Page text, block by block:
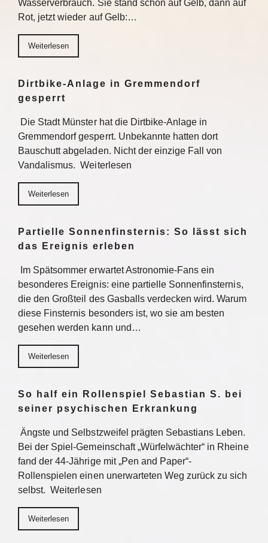
Wasserverbrauch. Sie stand schon auf Gelb, dann auf
Rot, jetzt wieder auf Gelb:…
Weiterlesen
Dirtbike-Anlage in Gremmendorf
gesperrt
Die Stadt Münster hat die Dirtbike-Anlage in
Gremmendorf gesperrt. Unbekannte hatten dort
Bauschutt abgeladen. Nicht der einzige Fall von
Vandalismus. Weiterlesen
Weiterlesen
Partielle Sonnenfinsternis: So lässt sich
das Ereignis erleben
Im Spätsommer erwartet Astronomie-Fans ein
besonderes Ereignis: eine partielle Sonnenfinsternis,
die den Großteil des Gasballs verdecken wird. Warum
diese Finsternis besonders ist, wo sie am besten
gesehen werden kann und…
Weiterlesen
So half ein Rollenspiel Sebastian S. bei
seiner psychischen Erkrankung
Ängste und Selbstzweifel prägten Sebastians Leben.
Bei der Spiel-Gemeinschaft „Würfelwächter“ in Rheine
fand der 44-Jährige mit „Pen and Paper“-
Rollenspielen einen unerwarteten Weg zurück zu sich
selbst. Weiterlesen
Weiterlesen